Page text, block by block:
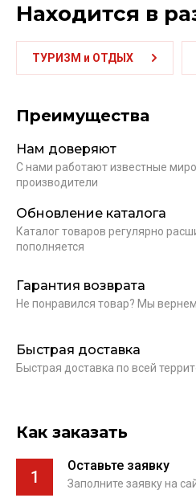
Находится в
ТУРИЗМ и ОТДЫХ
Преимущества
Нам доверяют
С нами работают известные
производители
Обновление каталога
Каталог товаров регулярно
пополняется
Гарантия возврата
Не понравился товар? Мы
Быстрая доставка
Быстрая доставка по всей
Как заказать
1
Оставьте заявку
Заполните заявку на